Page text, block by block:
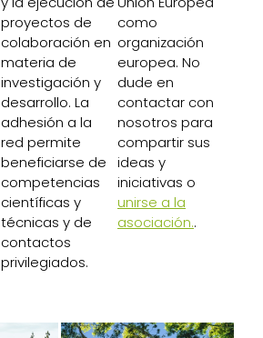
proyectos de
colaboración en
materia de
investigación y
desarrollo. La
adhesión a la
red permite
beneficiarse de
competencias
científicas y
técnicas y de
contactos
privilegiados.
como
organización
europea. No
dude en
contactar con
nosotros para
compartir sus
ideas y
iniciativas o
unirse a la
asociación..